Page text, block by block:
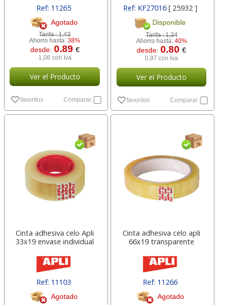
Ref: 11265
Agotado
Tarifa :1,43
Ahorro hasta:38%
desde: 0.89 €
1,08 con Iva
Ver el Producto
favoritos Comparar
Ref: KF27016 [ 25932 ]
Disponible
Tarifa :1,34
Ahorro hasta: 40%
desde:0.80€
0,97 con Iva
Ver el Producto
favoritos Comparar
Cinta adhesiva celo Apli
33x19 envase individual
Ref: 11103
Agotado
Cinta adhesiva celo apli
66x19 transparente
Ref: 11266
Agotado